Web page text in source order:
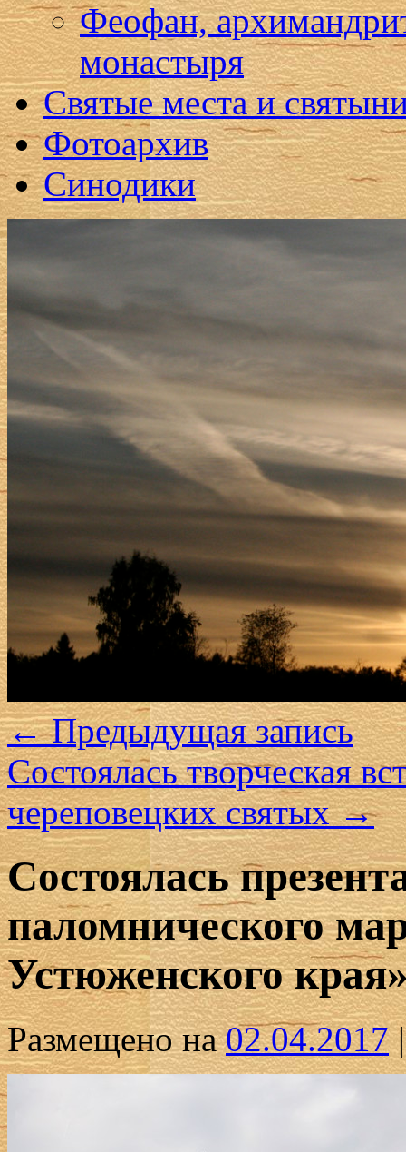
Феофан,
монастыря
Святые места и
Фотоархив
Синодики
←Предыдущая запись
Состоялась творческая
череповецких святых→
Состоялась
паломнического
Устюженского
Размещено на 02.04.2017 |